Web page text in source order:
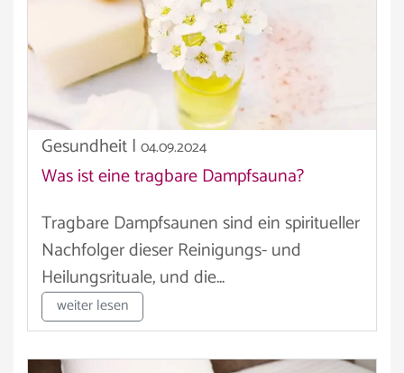
Gesundheit | 04.09.2024
Was ist eine tragbare Dampfsauna?
Tragbare Dampfsaunen sind ein spiritueller
Nachfolger dieser Reinigungs- und
Heilungsrituale, und die...
weiter lesen